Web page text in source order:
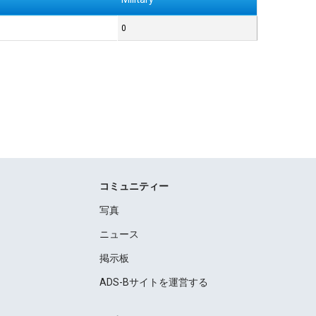
0
コミュニティー
写真
ニュース
掲示板
ADS-Bサイトを運営する